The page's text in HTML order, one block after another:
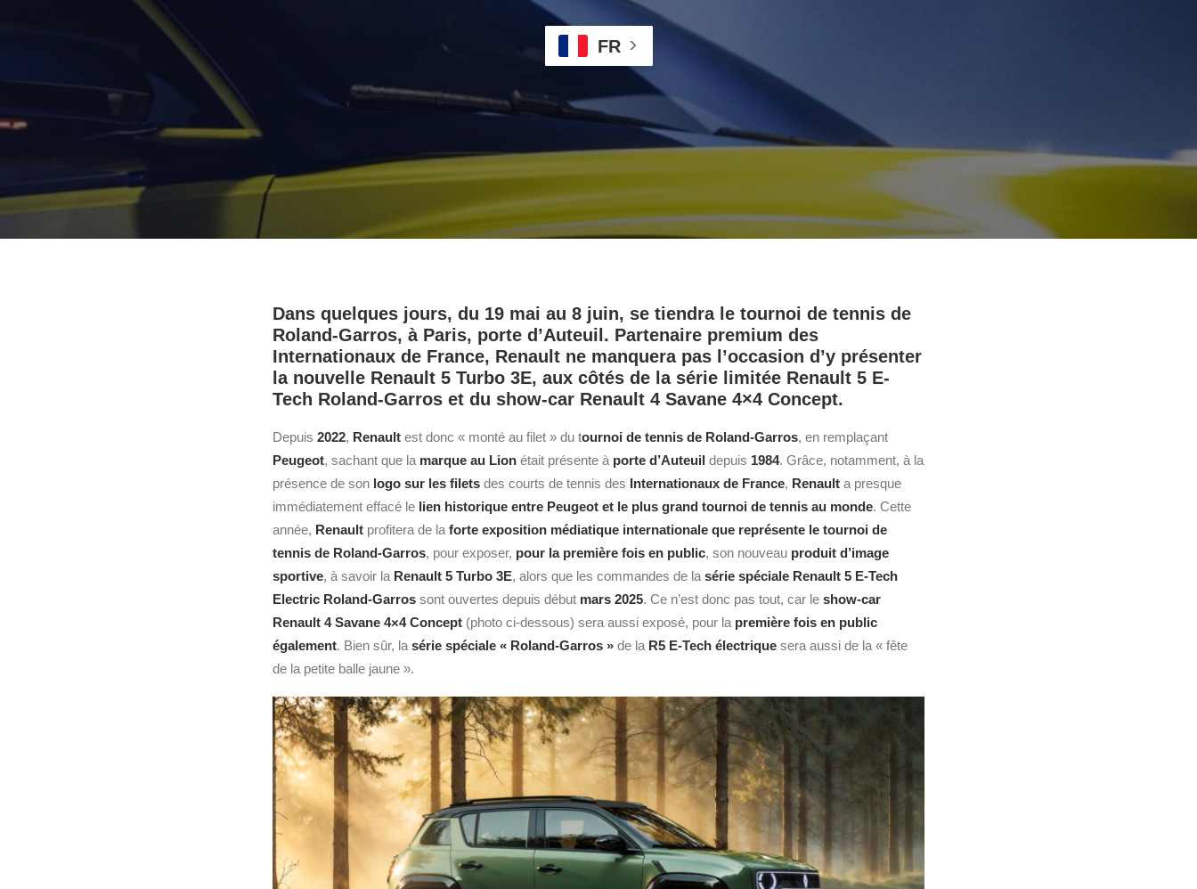
FR
Dans quelques jours, du 19 mai au 8 juin, se tiendra le tournoi de tennis de
Roland-Garros, à Paris, porte d’Auteuil. Partenaire premium des
Internationaux de France, Renault ne manquera pas l’occasion d’y présenter
la nouvelle Renault 5 Turbo 3E, aux côtés de la série limitée Renault 5 E-
Tech Roland-Garros et du show-car Renault 4 Savane 4×4 Concept.
Depuis 2022, Renault est donc « monté au filet » du tournoi de tennis de Roland-Garros, en remplaçant
Peugeot, sachant que la marque au Lion était présente à porte d’Auteuil depuis 1984. Grâce, notamment, à la
présence de son logo sur les filets des courts de tennis des Internationaux de France, Renault a presque
immédiatement effacé le lien historique entre Peugeot et le plus grand tournoi de tennis au monde. Cette
année, Renault profitera de la forte exposition médiatique internationale que représente le tournoi de
tennis de Roland-Garros, pour exposer, pour la première fois en public, son nouveau produit d’image
sportive, à savoir la Renault 5 Turbo 3E, alors que les commandes de la série spéciale Renault 5 E-Tech
Electric Roland-Garros sont ouvertes depuis début mars 2025. Ce n’est donc pas tout, car le show-car
Renault 4 Savane 4×4 Concept (photo ci-dessous) sera aussi exposé, pour la première fois en public
également. Bien sûr, la série spéciale « Roland-Garros » de la R5 E-Tech électrique sera aussi de la « fête
de la petite balle jaune ».